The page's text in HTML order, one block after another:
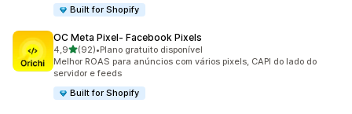
Built for Shopify
OC Meta Pixel‑ Facebook Pixels
4,9de 5 estrelas
(92)
92 avaliações ao todo
•Plano gratuito disponível
Melhor ROAS para anúncios com vários pixels, CAPI do lado do
servidor e feeds
Built for Shopify